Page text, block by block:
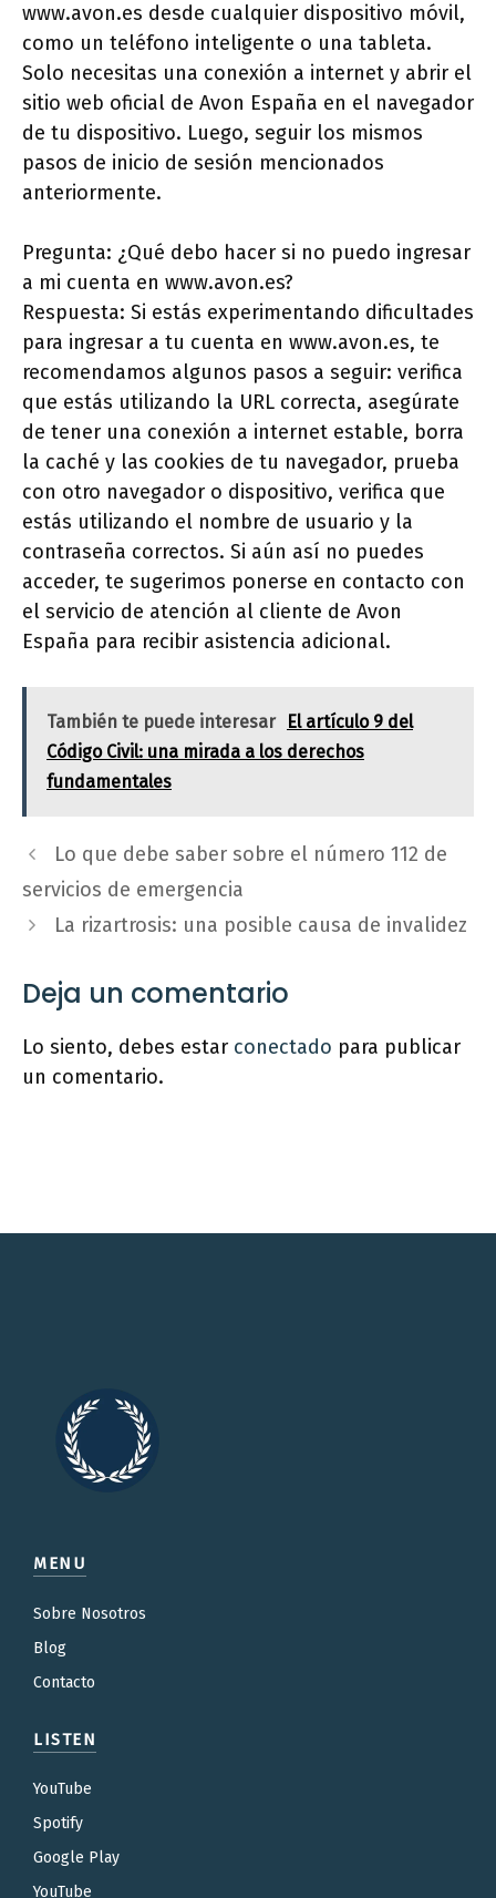
www.avon.es desde cualquier dispositivo móvil,
como un teléfono inteligente o una tableta.
Solo necesitas una conexión a internet y abrir el
sitio web oficial de Avon España en el navegador
de tu dispositivo. Luego, seguir los mismos
pasos de inicio de sesión mencionados
anteriormente.
Pregunta: ¿Qué debo hacer si no puedo ingresar
a mi cuenta en www.avon.es?
Respuesta: Si estás experimentando dificultades
para ingresar a tu cuenta en www.avon.es, te
recomendamos algunos pasos a seguir: verifica
que estás utilizando la URL correcta, asegúrate
de tener una conexión a internet estable, borra
la caché y las cookies de tu navegador, prueba
con otro navegador o dispositivo, verifica que
estás utilizando el nombre de usuario y la
contraseña correctos. Si aún así no puedes
acceder, te sugerimos ponerse en contacto con
el servicio de atención al cliente de Avon
España para recibir asistencia adicional.
También te puede interesar
El artículo 9 del
Código Civil: una mirada a los derechos
fundamentales
Lo que debe saber sobre el número 112 de
servicios de emergencia
La rizartrosis: una posible causa de invalidez
Deja un comentario
Lo siento, debes estar conectado para publicar
un comentario.
MENU
Sobre Nosotros
Blog
Contacto
LISTEN
YouTube
Spotify
Google Play
YouTube